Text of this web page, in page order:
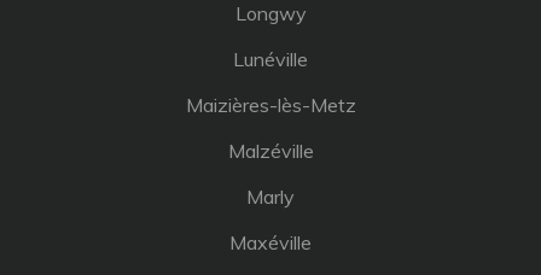
Longwy
Lunéville
Maizières-lès-Metz
Malzéville
Marly
Maxéville